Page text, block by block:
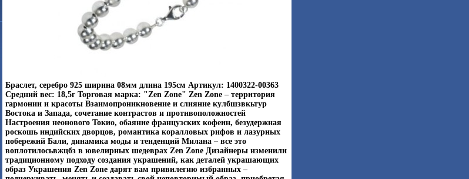
Браслет, серебро 925 ширина 08мм длина 195см Артикул: 1400322-00363
Средний вес: 18,5г Торговая марка: "Zen Zone" Zen Zone – территория
гармонии и красоты Взаимопроникновение и слияние кулбшзвкьтур
Востока и Запада, сочетание контрастов и противоположностей
Настроения неонового Токио, обаяние французских кофеин, безудержная
роскошь индийских дворцов, романтика коралловых рифов и лазурных
побережий Бали, динамика моды и тенденций Милана – все это
воплотилосьвжцбз в ювелирных шедеврах Zen Zone Дизайнеры изменили
традиционному подходу создания украшений, как деталей украшающих
образ Украшения Zen Zone дарят вам привилегию избранных –